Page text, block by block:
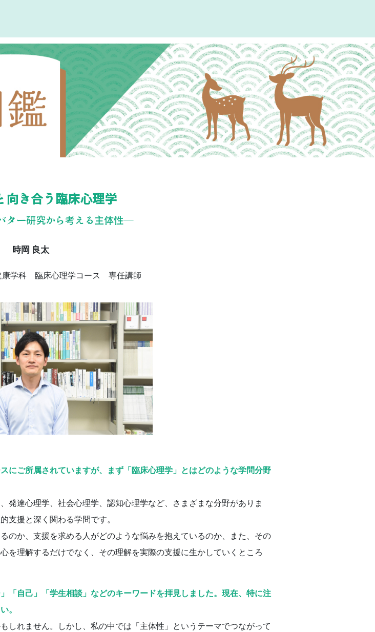
向き合う臨床心理学
ター研究から考える主体性―
時岡 良太
学科 臨床心理学コース 専任講師
ご所属されていますが、まず「臨床心理学」とはどのような学問分野
達心理学、社会心理学、認知心理学など、さまざまな分野がありま
支援と深く関わる学問です。
のか、支援を求める人がどのような悩みを抱えているのか、また、その
を理解するだけでなく、その理解を実際の支援に生かしていくところ
自己」「学生相談」などのキーワードを拝見しました。現在、特に注
。
れません。しかし、私の中では「主体性」というテーマでつながって